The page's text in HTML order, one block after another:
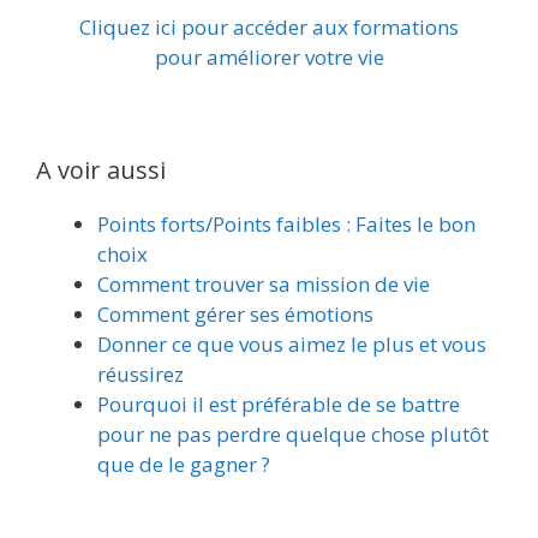
Cliquez ici pour accéder aux formations
pour améliorer votre vie
A voir aussi
Points forts/Points faibles : Faites le bon
choix
Comment trouver sa mission de vie
Comment gérer ses émotions
Donner ce que vous aimez le plus et vous
réussirez
Pourquoi il est préférable de se battre
pour ne pas perdre quelque chose plutôt
que de le gagner ?